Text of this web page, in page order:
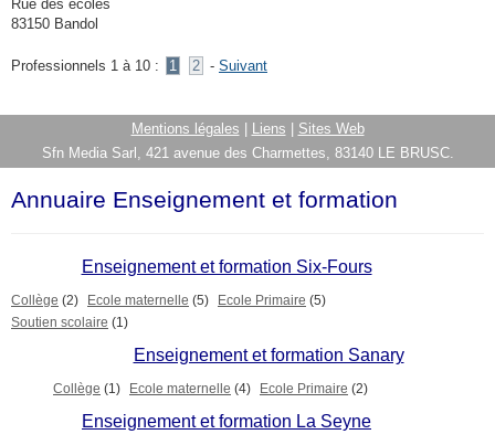
Rue des écoles
83150 Bandol
Professionnels 1 à 10 : 1 2 - Suivant
Mentions légales Liens
Sites Web
Sfn Media Sarl, 421 avenue des Charmettes, 83140 LE BRUSC.
Annuaire Enseignement et formation
Enseignement et formation Six-Fours
Collège (2) Ecole maternelle (5) Ecole Primaire (5)
Soutien scolaire (1)
Enseignement et formation Sanary
Collège (1) Ecole maternelle (4) Ecole Primaire (2)
Enseignement et formation La Seyne